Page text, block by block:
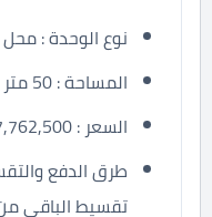
نوع الوحدة :
المساحة : 50 متر مربع.
السعر : 17,762,500 جنية.
تقسيط الباقي من